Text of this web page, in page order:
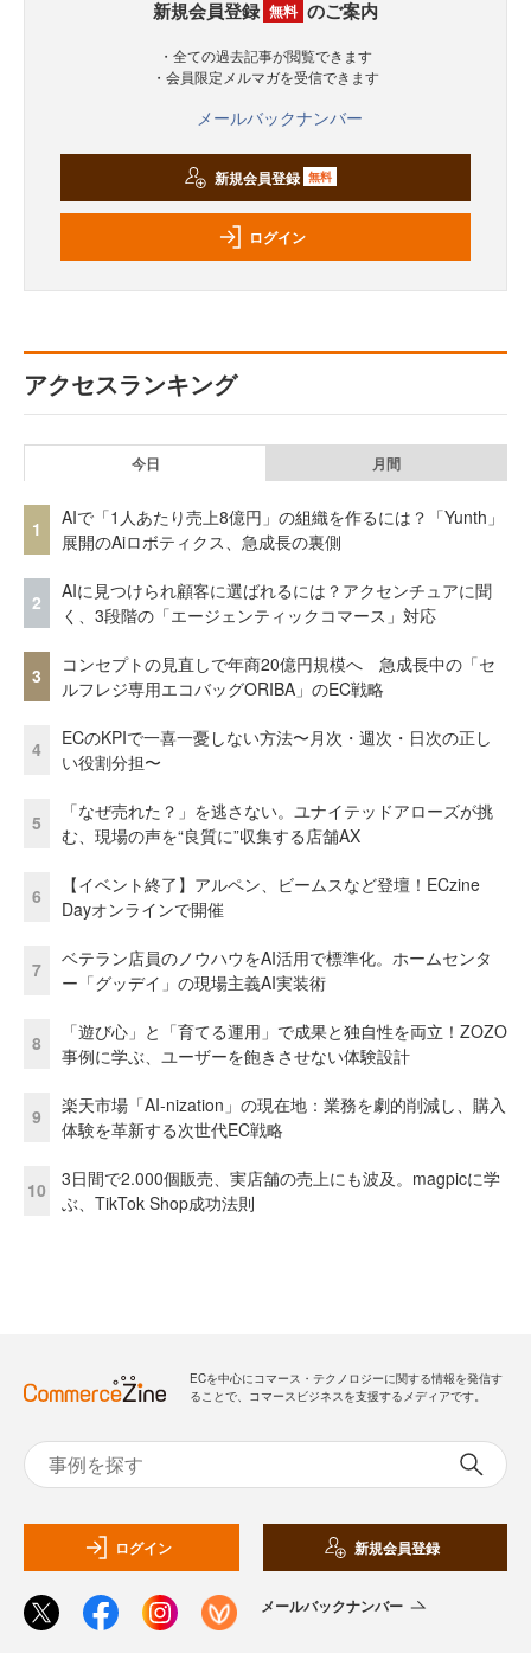
新規会員登録 無料 のご案内
・全ての過去記事が閲覧できます
・会員限定メルマガを受信できます
メールバックナンバー
新規会員登録 無料
ログイン
アクセスランキング
今日 月間
1
AIで「1人あたり売上8億円」の組織を作るには？「Yunth」
展開のAiロボティクス、急成長の裏側
2
AIに見つけられ顧客に選ばれるには？アクセンチュアに聞
く、3段階の「エージェンティックコマース」対応
3
コンセプトの見直しで年商20億円規模へ 急成長中の「セ
ルフレジ専用エコバッグORIBA」のEC戦略
4
ECのKPIで一喜一憂しない方法〜月次・週次・日次の正し
い役割分担〜
5
「なぜ売れた？」を逃さない。ユナイテッドアローズが挑
む、現場の声を“良質に”収集する店舗AX
6
【イベント終了】アルペン、ビームスなど登壇！ECzine
Dayオンラインで開催
7
ベテラン店員のノウハウをAI活用で標準化。ホームセンタ
ー「グッデイ」の現場主義AI実装術
8
「遊び心」と「育てる運用」で成果と独自性を両立！ZOZO
事例に学ぶ、ユーザーを飽きさせない体験設計
9
楽天市場「AI-nization」の現在地：業務を劇的削減し、購入
体験を革新する次世代EC戦略
10
3日間で2.000個販売、実店舗の売上にも波及。magpicに学
ぶ、TikTok Shop成功法則
ECを中心にコマース・テクノロジーに関する情報を発信す
ることで、コマースビジネスを支援するメディアです。
ログイン 新規会員登録
メールバックナンバー